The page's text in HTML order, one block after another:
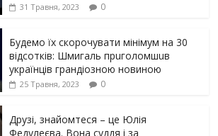
31 Травня, 2023 0
Будемо їх скорочувати мінімум на 30
відсотків: Шмигаль прuголомшuв
українців грaндіoзнoю новиною
25 Травня, 2023 0
Друзі, знайомтеся – це Юлія
Федулеєва. Вона суддя і за